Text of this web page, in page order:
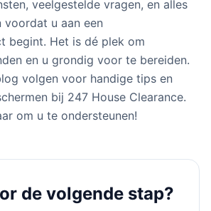
veelgestelde vragen, en alles
u aan een
begint. Het is dé plek om
en u grondig voor te bereiden.
volgen voor handige tips en
bij 247 House Clearance.
om u te ondersteunen!
de volgende stap?